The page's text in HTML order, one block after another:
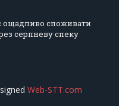
ощадливо споживати
серпневу спеку
Web-STT.com